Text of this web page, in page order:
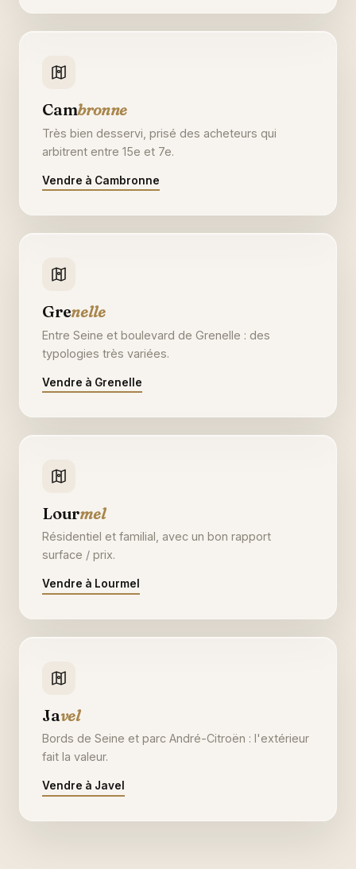
Cambronne
Très bien desservi, prisé des acheteurs qui
arbitrent entre 15e et 7e.
Vendre à Cambronne
Grenelle
Entre Seine et boulevard de Grenelle : des
typologies très variées.
Vendre à Grenelle
Lourmel
Résidentiel et familial, avec un bon rapport
surface / prix.
Vendre à Lourmel
Javel
Bords de Seine et parc André-Citroën : l'extérieur
fait la valeur.
Vendre à Javel